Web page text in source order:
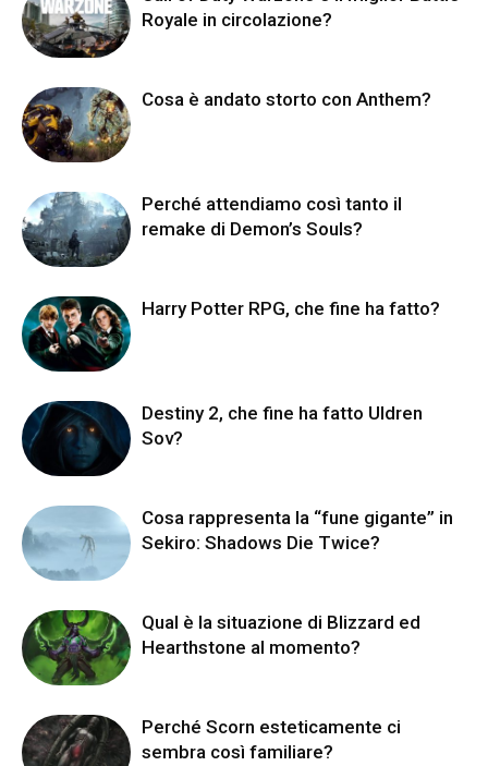
Royale in circolazione?
Cosa è andato storto con Anthem?
Perché attendiamo così tanto il
remake di Demon’s Souls?
Harry Potter RPG, che fine ha fatto?
Destiny 2, che fine ha fatto Uldren
Sov?
Cosa rappresenta la “fune gigante” in
Sekiro: Shadows Die Twice?
Qual è la situazione di Blizzard ed
Hearthstone al momento?
Perché Scorn esteticamente ci
sembra così familiare?